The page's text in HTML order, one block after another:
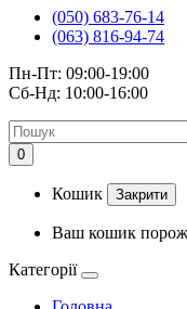
(050) 683-76-14
(063) 816-94-74
Пн-Пт: 09:00-19:00
Сб-Нд: 10:00-16:00
0
Кошик Закрити
Ваш кошик
Категорії